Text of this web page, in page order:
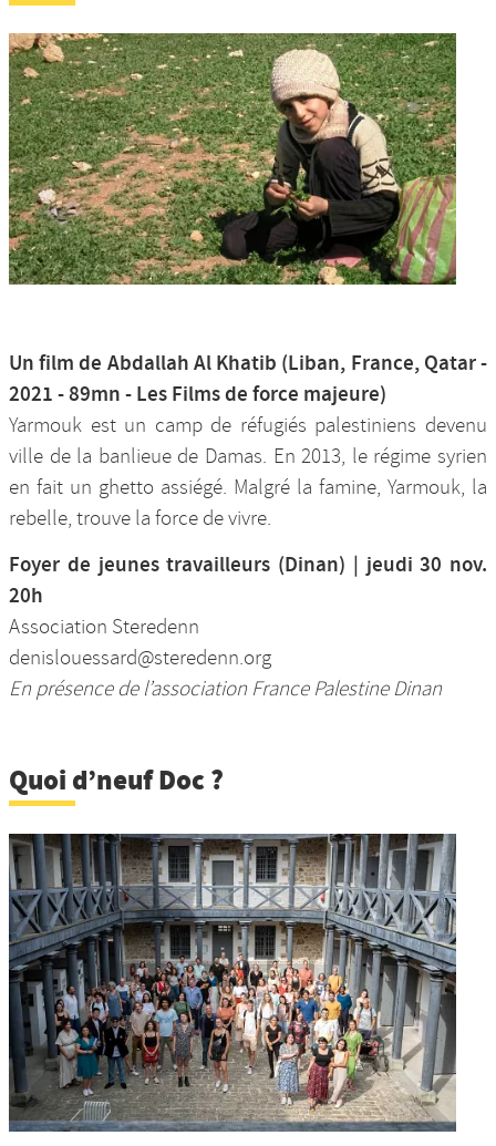
Un film de Abdallah Al Khatib (Liban, France, Qatar -
2021 - 89mn - Les Films de force majeure)
Yarmouk est un camp de réfugiés palestiniens devenu
ville de la banlieue de Damas. En 2013, le régime syrien
en fait un ghetto assiégé. Malgré la famine, Yarmouk, la
rebelle, trouve la force de vivre.
Foyer de jeunes travailleurs (Dinan) | jeudi 30 nov.
20h
Association Steredenn
denislouessard@steredenn.org
En présence de l’association France Palestine Dinan
Quoi d’neuf Doc ?